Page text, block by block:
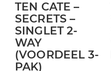
TEN CATE –
SECRETS –
SINGLET 2-
WAY
(VOORDEEL 3-
PAK)